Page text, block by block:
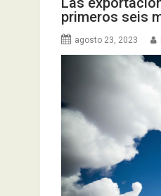
primeros seis
agosto 23, 2023